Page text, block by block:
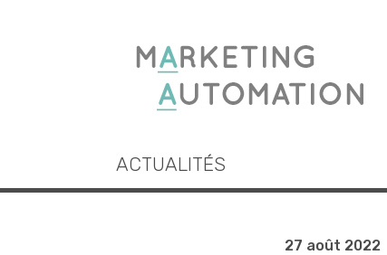
ACTUALITÉS
27 août 2022